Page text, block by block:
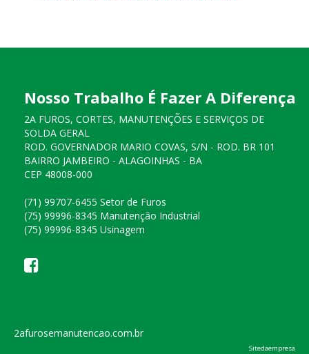
Nosso Trabalho É Fazer A Diferença
2A FUROS, CORTES, MANUTENÇÕES E SERVIÇOS DE
SOLDA GERAL
ROD. GOVERNADOR MARIO COVAS, S/N - ROD. BR 101
BAIRRO JAMBEIRO - ALAGOINHAS - BA
CEP 48008-000
(71) 99707-6455 Setor de Furos
(75) 99996-8345 Manutenção Industrial
(75) 99996-8345 Usinagem
2afurosemanutencao.com.br
Sitedaempresa